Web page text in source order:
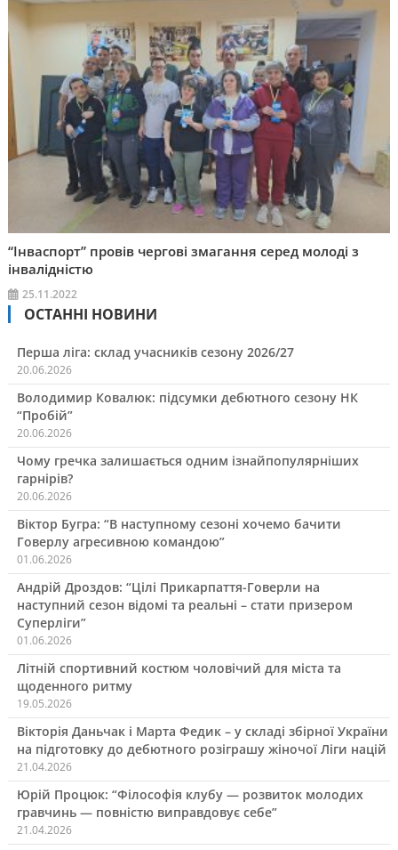
“Інваспорт” провів чергові змагання серед молоді з
інвалідністю
25.11.2022
ОСТАННІ НОВИНИ
Перша ліга: склад учасників сезону 2026/27
20.06.2026
Володимир Ковалюк: підсумки дебютного сезону НК
“Пробій”
20.06.2026
Чому гречка залишається одним ізнайпопулярніших
гарнірів?
20.06.2026
Віктор Бугра: “В наступному сезоні хочемо бачити
Говерлу агресивною командою”
01.06.2026
Андрій Дроздов: “Цілі Прикарпаття-Говерли на
наступний сезон відомі та реальні – стати призером
Суперліги”
01.06.2026
Літній спортивний костюм чоловічий для міста та
щоденного ритму
19.05.2026
Вікторія Даньчак і Марта Федик – у складі збірної України
на підготовку до дебютного розіграшу жіночої Ліги націй
21.04.2026
Юрій Процюк: “Філософія клубу — розвиток молодих
гравчинь — повністю виправдовує себе”
21.04.2026